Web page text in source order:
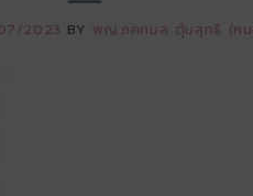
2023 BY พญ.ภคกมล ตุ้มสุทธิ (ห